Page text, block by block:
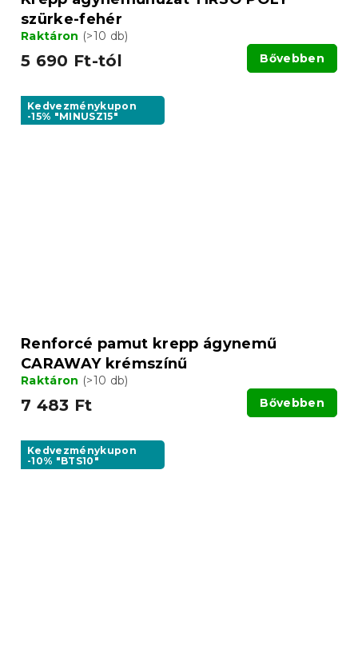
szürke-fehér
Raktáron (>10 db)
5 690 Ft-tól Bővebben
Kedvezménykupon
-15% "MINUSZ15"
Renforcé pamut krepp ágynemű
CARAWAY krémszínű
Raktáron (>10 db)
7 483 Ft Bővebben
Kedvezménykupon
-10% "BTS10"